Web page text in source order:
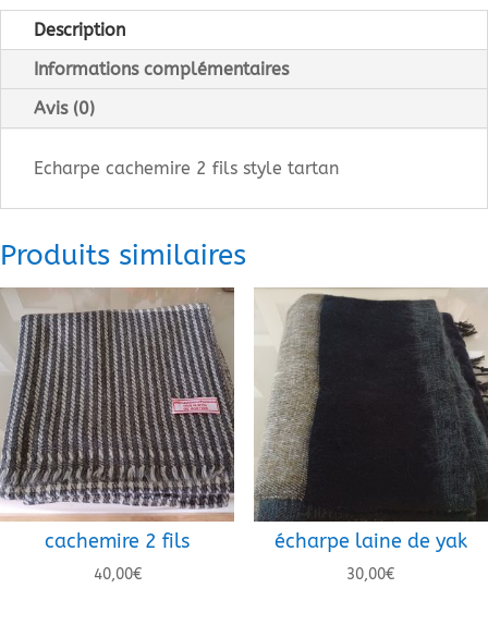
Description
Informations complémentaires
Avis (0)
Echarpe cachemire 2 fils style tartan
Produits similaires
cachemire 2 fils
40,00€
écharpe laine de yak
30,00€